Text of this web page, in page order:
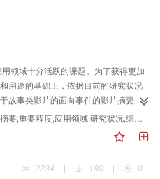
领域十分活跃的课题。为了获得更加
用途的基础上，依据目前的研究状况
故事类影片的面向事件的影片摘要生
述。该方法还使用了一种场景重要程
用了影片中的多种媒体特征，其不仅
景重要程度的影响。通过对摘要进行
法生成的影片摘要具有较好的可用
域;研究状况;综合利用;运动特性;可用度;特点;算法;场景
2234
| 180 | 0